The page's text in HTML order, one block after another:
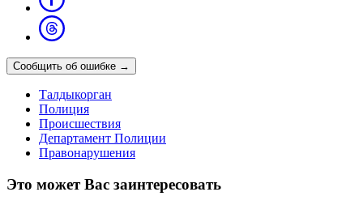
Сообщить об ошибке →
Талдыкорган
Полиция
Происшествия
Департамент Полиции
Правонарушения
Это может Вас заинтересовать